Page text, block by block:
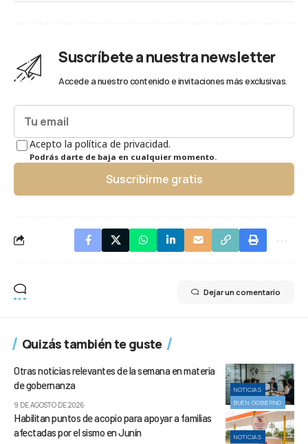
Suscríbete a nuestra newsletter
Accede a nuestro contenido e invitaciones más exclusivas.
Acepto la política de privacidad.
Podrás darte de baja en cualquier momento.
Suscribirme gratis
Dejar un comentario
Quizás también te guste
NOTICIAS
BUEN GOBIERNO
Otras noticias relevantes de la semana en materia
de gobernanza
9 DE AGOSTO DE 2026
NOTICIAS
Habilitan puntos de acopio para apoyar a familias
afectadas por el sismo en Junín